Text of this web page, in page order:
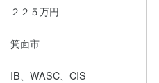
２２５万円
箕面市
IB、WASC、CIS